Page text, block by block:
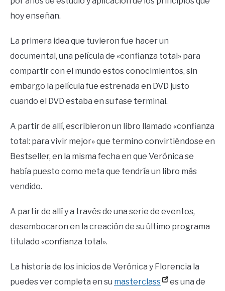
hoy enseñan.
La primera idea que tuvieron fue hacer un
documental, una película de «confianza total» para
compartir con el mundo estos conocimientos, sin
embargo la película fue estrenada en DVD justo
cuando el DVD estaba en su fase terminal.
A partir de allí, escribieron un libro llamado «confianza
total: para vivir mejor» que termino convirtiéndose en
Bestseller, en la misma fecha en que Verónica se
había puesto como meta que tendría un libro más
vendido.
A partir de allí y a través de una serie de eventos,
desembocaron en la creación de su último programa
titulado «confianza total».
La historia de los inicios de Verónica y Florencia la
puedes ver completa en su masterclass
es una de